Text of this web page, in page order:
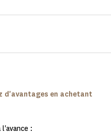
d'avantages en achetant
: